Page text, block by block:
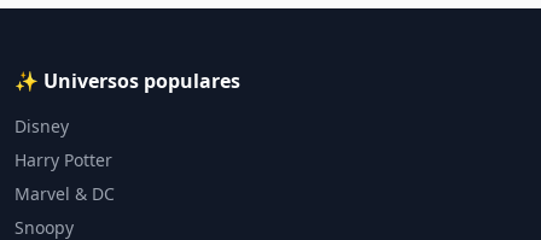
✨ Universos populares
Disney
Harry Potter
Marvel & DC
Snoopy